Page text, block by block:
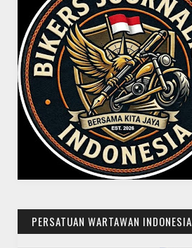
PERSATUAN WARTAWAN INDONESIA